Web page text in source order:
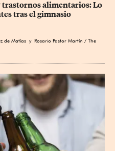
trastornos alimentarios: Lo
tras el gimnasio
de Matías y Rosario Pastor Martín / The